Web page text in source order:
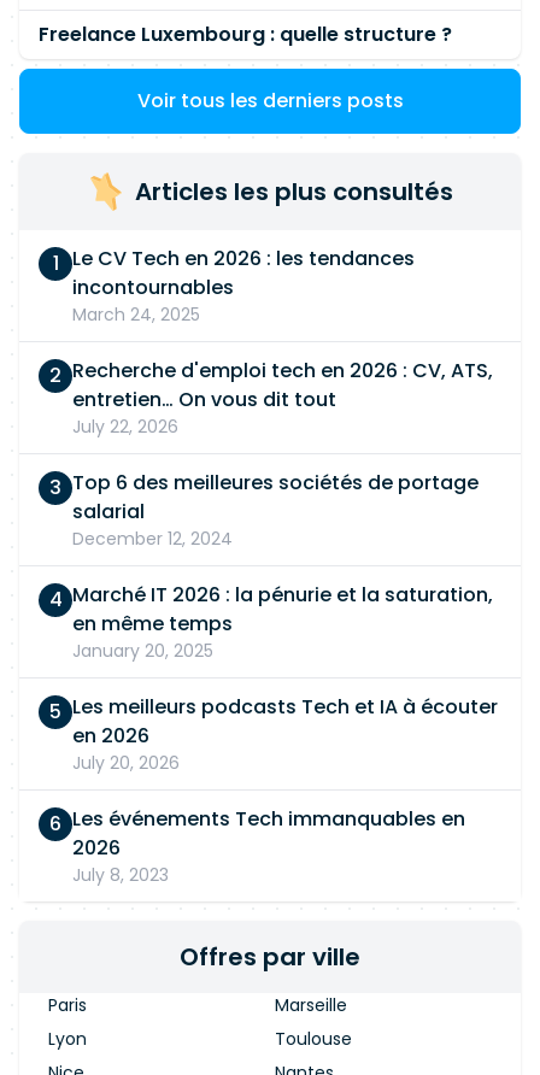
Freelance Luxembourg : quelle structure ?
Voir tous les derniers posts
Articles les plus consultés
Le CV Tech en 2026 : les tendances
incontournables
March 24, 2025
Recherche d'emploi tech en 2026 : CV, ATS,
entretien… On vous dit tout
July 22, 2026
Top 6 des meilleures sociétés de portage
salarial
December 12, 2024
Marché IT 2026 : la pénurie et la saturation,
en même temps
January 20, 2025
Les meilleurs podcasts Tech et IA à écouter
en 2026
July 20, 2026
Les événements Tech immanquables en
2026
July 8, 2023
Offres par ville
Paris
Marseille
Lyon
Toulouse